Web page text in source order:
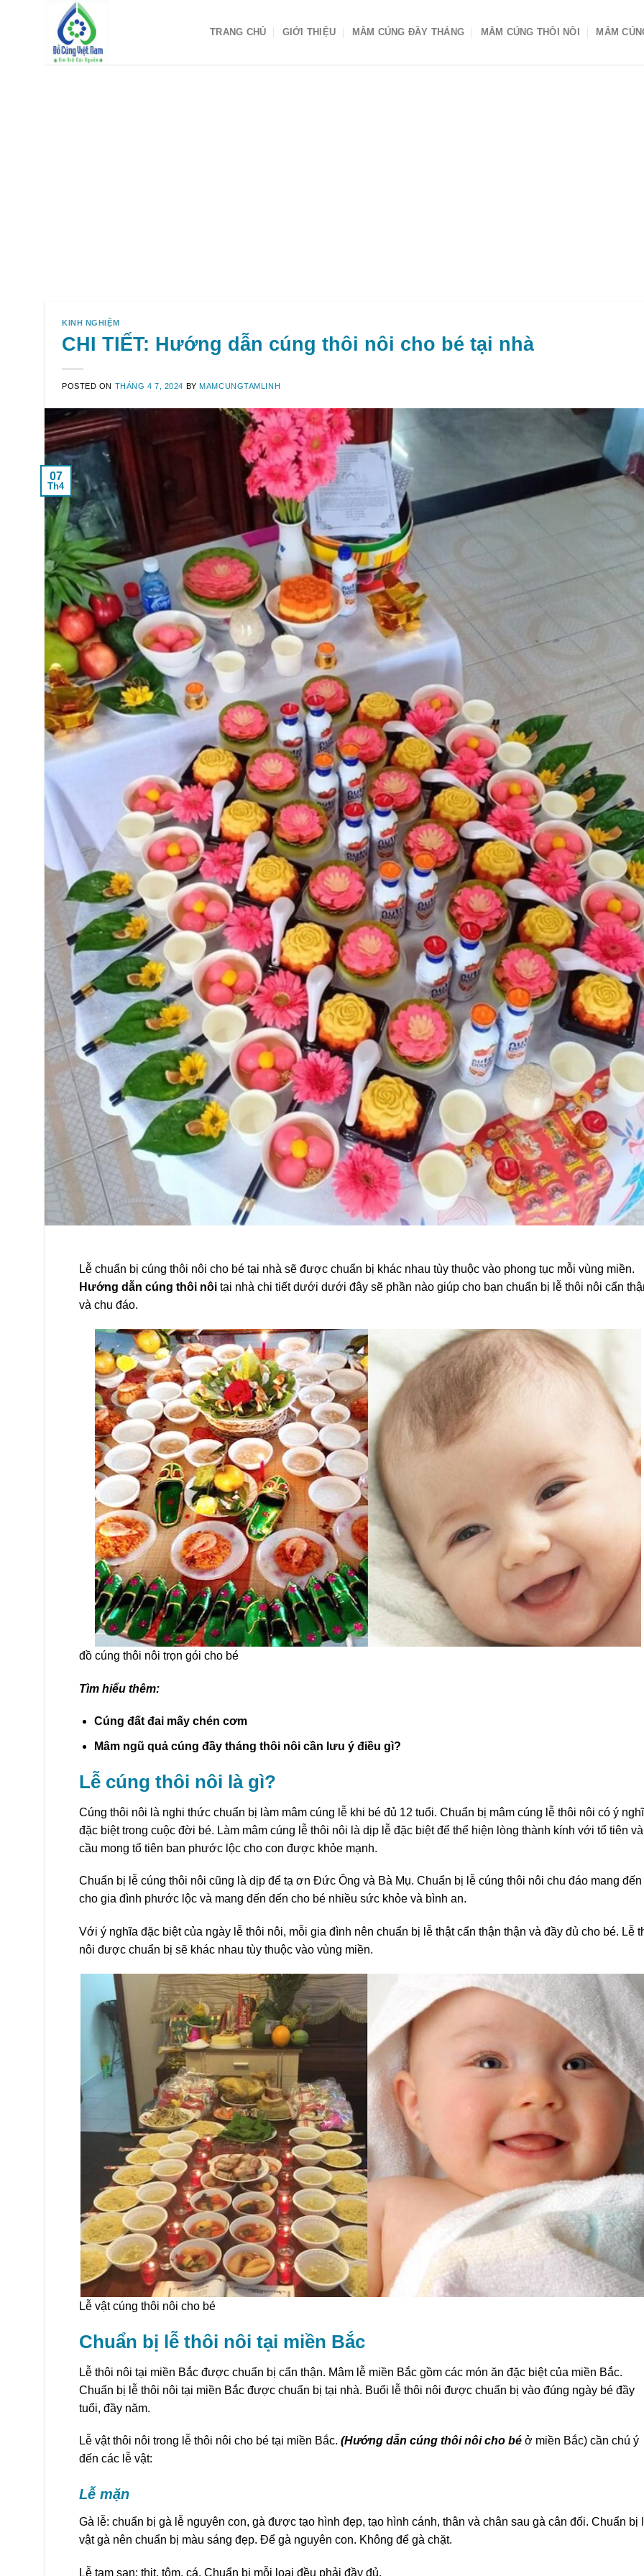
TRANG CHỦ GIỚI THIỆU MÂM CÚNG ĐẦY THÁNG MÂM CÚNG THÔI NÔI MÂM
KINH NGHIỆM
CHI TIẾT: Hướng dẫn cúng thôi nôi cho bé tại nhà
POSTED ON THÁNG 4 7, 2024 BYMAMCUNGTAMLINH
07
Th4
Lễ chuẩn bị cúng thôi nôi cho bé tại nhà sẽ được chuẩn bị khác nhau tùy thuộc vào phong tục mỗi vùng miền.
Hướng dẫn cúng thôi nôi tại nhà chi tiết dưới dưới đây sẽ phần nào giúp cho bạn chuẩn bị lễ thôi nôi cẩn
và chu đáo.
đồ cúng thôi nôi trọn gói cho bé
Tìm hiểu thêm:
Cúng đất đai mấy chén cơm
Mâm ngũ quả cúng đầy tháng thôi nôi cần lưu ý điều gì?
Lễ cúng thôi nôi là gì?
Cúng thôi nôi là nghi thức chuẩn bị làm mâm cúng lễ khi bé đủ 12 tuổi. Chuẩn bị mâm cúng lễ thôi nôi có ý
đặc biệt trong cuộc đời bé. Làm mâm cúng lễ thôi nôi là dịp lễ đặc biệt để thể hiện lòng thành kính với tổ tiên và
cầu mong tổ tiên ban phước lộc cho con được khỏe mạnh.
Chuẩn bị lễ cúng thôi nôi cũng là dịp để tạ ơn Đức Ông và Bà Mụ. Chuẩn bị lễ cúng thôi nôi chu đáo mang đến
cho gia đình phước lộc và mang đến đến cho bé nhiều sức khỏe và bình an.
Với ý nghĩa đặc biệt của ngày lễ thôi nôi, mỗi gia đình nên chuẩn bị lễ thật cẩn thận thận và đầy đủ cho bé. Lễ
nôi được chuẩn bị sẽ khác nhau tùy thuộc vào vùng miền.
Lễ vật cúng thôi nôi cho bé
Chuẩn bị lễ thôi nôi tại miền Bắc
Lễ thôi nôi tại miền Bắc được chuẩn bị cẩn thận. Mâm lễ miền Bắc gồm các món ăn đặc biệt của miền Bắc.
Chuẩn bị lễ thôi nôi tại miền Bắc được chuẩn bị tại nhà. Buổi lễ thôi nôi được chuẩn bị vào đúng ngày bé đầy
tuổi, đầy năm.
Lễ vật thôi nôi trong lễ thôi nôi cho bé tại miền Bắc. (Hướng dẫn cúng thôi nôi cho bé ở miền Bắc) cần chú ý
đến các lễ vật:
Lễ mặn
Gà lễ: chuẩn bị gà lễ nguyên con, gà được tạo hình đẹp, tạo hình cánh, thân và chân sau gà cân đối. Chuẩn bị
vật gà nên chuẩn bị màu sáng đẹp. Để gà nguyên con. Không để gà chặt.
Lễ tam san: thịt, tôm, cá. Chuẩn bị mỗi loại đều phải đầy đủ.